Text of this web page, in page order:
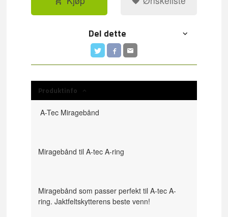
Del dette
Produktinfo
A-Tec Miragebånd
Miragebånd til A-tec A-ring
Miragebånd som passer perfekt til A-tec A-
ring. Jaktfeltskytterens beste venn!